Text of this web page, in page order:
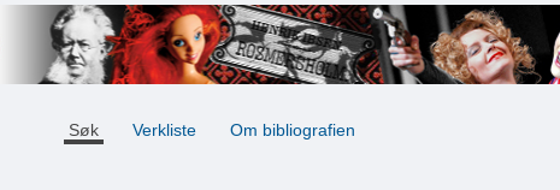
Søk Verkliste Om bibliografien